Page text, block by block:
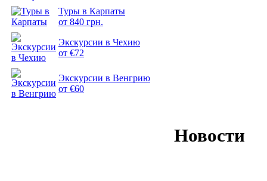
Туры в Карпаты
от 840 грн.
Экскурсии в Чехию
от €72
Экскурсии в Венгрию
от €60
Новости